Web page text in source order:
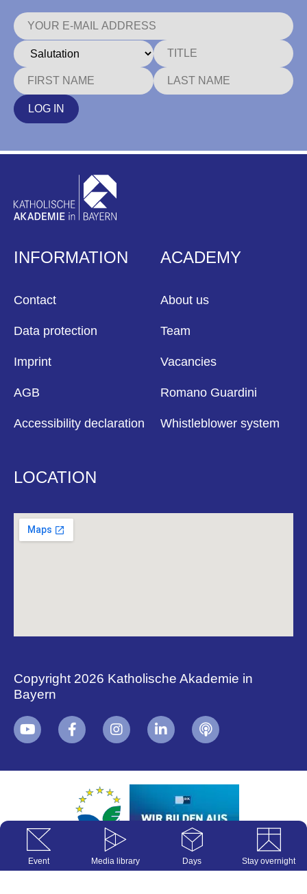
LOG IN
INFORMATION
Contact
Data protection
Imprint
AGB
Accessibility declaration
ACADEMY
About us
Team
Vacancies
Romano Guardini
Whistleblower system
LOCATION
Copyright 2026 Katholische Akademie in
Bayern
Event Media library Days Stay overnight